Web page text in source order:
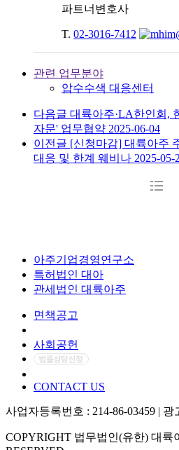
파트너변호사
T. 02-3016-7412
관련 업무분야
압수수색 대응센터
다음글 대륙아주·LA한인회,
자문' 업무협약 2025-06-04
이전글 [신청마감] 대륙아주
대응 및 한계 웨비나 2025-05-
아주기업경영연구소
특허법인 대아
관세법인 대륙아주
면책공고
사회공헌
CONTACT US
사업자등록번호 : 214-86-03459 |
COPYRIGHT 법무법인(유한) 대륙